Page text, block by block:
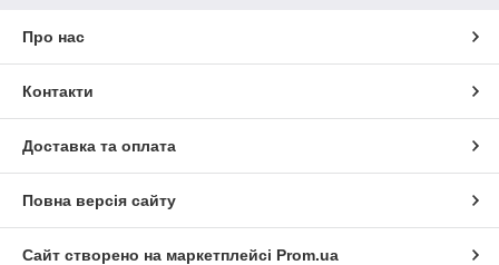
Про нас
Контакти
Доставка та оплата
Повна версія сайту
Сайт створено на маркетплейсі Prom.ua